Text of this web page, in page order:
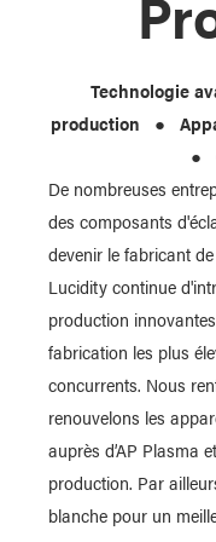
Technologie
production ●
●
De nombreuses
des composants
devenir le fabricant
Lucidity continue
production
fabrication les plus
concurrents. Nous
renouvelons les
auprès d’AP Plasma
production. Par
blanche pour un